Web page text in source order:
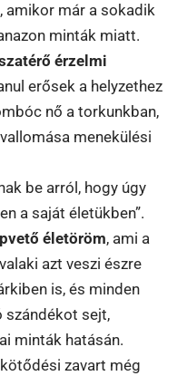
amikor már a sokadik
minták miatt.
érzelmi
erősek a helyzethez
nő a torkunkban,
menekülési
be arról, hogy úgy
a saját életükben”.
életöröm, ami a
azt veszi észre
is, és minden
sejt,
minták hatásán.
zavart még